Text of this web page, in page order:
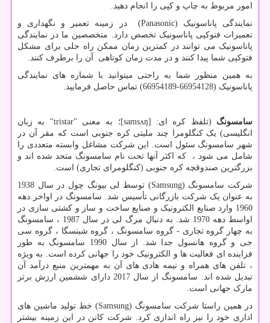
امور مربوط به چاپ و کپی را انجام دهید.
نمایندگی پاناسونیک Panasonic)) در زمینه تعمیر و نگهداری و
تعمیرات فتوکپی پاناسونیک تخصص دارد. متخصصین ما در نمایندگی
پاناسونیک می توانند در کمترین زمان ممکن راه حلی برای مشکل
فتوکپی شما پیدا کنند و در مدت زمان کوتاهی آن را برطرف کنند.
به همین منظور شما به راحتی میتوانید با شماره های نمایندگی
پاناسونیک (66954128-66954189) تماس حاصل فرمایید.
سامسونگ (تلفظ کره ای: [samsʌŋ]؛ به معنی "tristar" به زبان
انگلیسی) یک کنگلومرا چند ملیتی کره جنوبی است که مقر آن در
شهر سامسونگ سئول است. این شرکت مشاغل وابسته متعددی را
شامل می شود ، که اکثر آنها تحت نام سامسونگ متحد شده اند و
بزرگترین صندوقچه کره جنوبی (کنگلومرای تجاری) است.
شرکت سامسونگ (Samsung
) توسط لی بیونگ چول در سال 1938
به عنوان یک شرکت بازرگانی تأسیس شد. سامسونگ در اواخر دهه
1960 وارد صنایع الکترونیک و صنایع ساخت و ساز و کشتی سازی در
اواسط دهه 1970 شد. به دنبال مرگ لی در سال 1987 ، سامسونگ
به چهار گروه تجاری - گروه سامسونگ ، گروه شینسگا ، گروه سی
جی و گروه هانسول جدا شد. از سال 1990 سامسونگ به طور
فزاینده ای فعالیت ها و الکترونیک خود را جهانی کرده است. به ویژه
، تلفن های همراه و نیمه هادی های آن به مهمترین منبع درآمد آن
تبدیل شده اند. سامسونگ از سال 2017 دارای ششمین ارزش برتر
مارک جهانی است.
در همین راستا شرکت سامسونگ (Samsung) خط تولید ماشین های
اداری خود را نیز راه اندازی کرد. شرکت کانن در این زمینه بیشتر